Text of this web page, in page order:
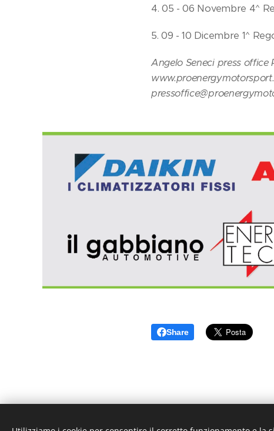
4. 05 - 06 Novembre 4^
5. 09 - 10 Dicembre 1^
Angelo Seneci press office
Share